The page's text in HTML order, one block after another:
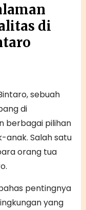
di
sebuah
di
berbagai pilihan
anak. Salah satu
orang tua
pentingnya
yang